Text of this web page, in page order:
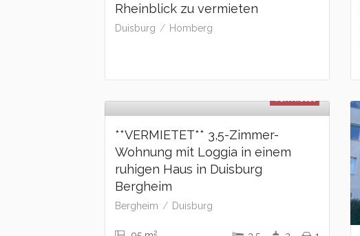
Rheinblick zu vermieten
Duisburg Homberg
**VERMIETET** 3,5-Zimmer-
Wohnung mit Loggia in einem
ruhigen Haus in Duisburg
Bergheim
Bergheim Duisburg
2